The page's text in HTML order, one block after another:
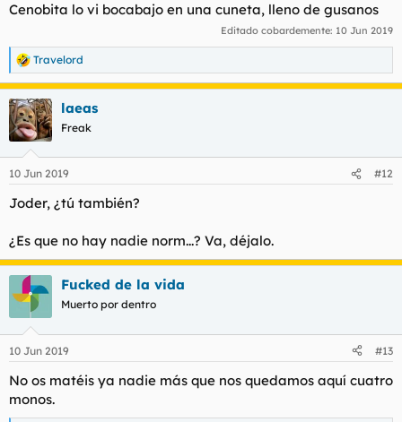
Cenobita lo vi bocabajo en una cuneta, lleno de gusanos
Editado cobardemente: 10 Jun 2019
R
e
a
c
c
i
e
:
Travelord
laeas
Freak
10 Jun 2019 #12
Joder, ¿tú también?
¿Es que no hay nadie norm...? Va, déjalo.
Fucked de la vida
Muerto por dentro
10 Jun 2019 #13
No os matéis ya nadie más que nos quedamos aquí cuatro
monos.